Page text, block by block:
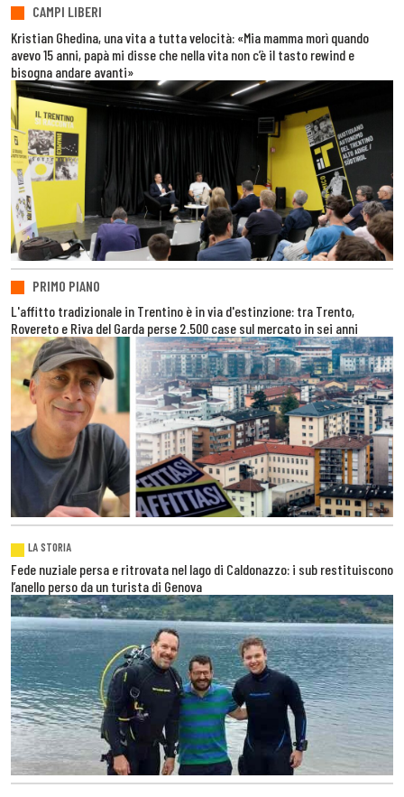
CAMPI LIBERI
Kristian Ghedina, una vita a tutta velocità: «Mia mamma morì quando
avevo 15 anni, papà mi disse che nella vita non c’è il tasto rewind e
bisogna andare avanti»
PRIMO PIANO
L'affitto tradizionale in Trentino è in via d'estinzione: tra Trento,
Rovereto e Riva del Garda perse 2.500 case sul mercato in sei anni
LA STORIA
Fede nuziale persa e ritrovata nel lago di Caldonazzo: i sub restituiscono
l’anello perso da un turista di Genova